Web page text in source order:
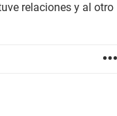
relaciones y al otro